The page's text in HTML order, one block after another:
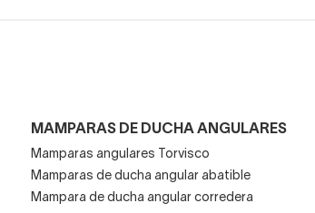
MAMPARAS DE DUCHA ANGULARES
Mamparas angulares Torvisco
Mamparas de ducha angular abatible
Mampara de ducha angular corredera